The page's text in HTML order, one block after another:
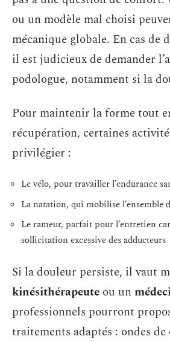
ou un modèle mal choisi
mécanique globale. En cas de
il est judicieux de demander
podologue, notamment si la
Pour maintenir la forme tout
récupération, certaines
privilégier :
Le vélo, pour travailler l’endurance
La natation, qui mobilise l’ensemble
Le rameur, parfait pour l’entretien
sollicitation excessive des adducteurs
Si la douleur persiste, il vaut
kinésithérapeute ou un
professionnels pourront
traitements adaptés : ondes